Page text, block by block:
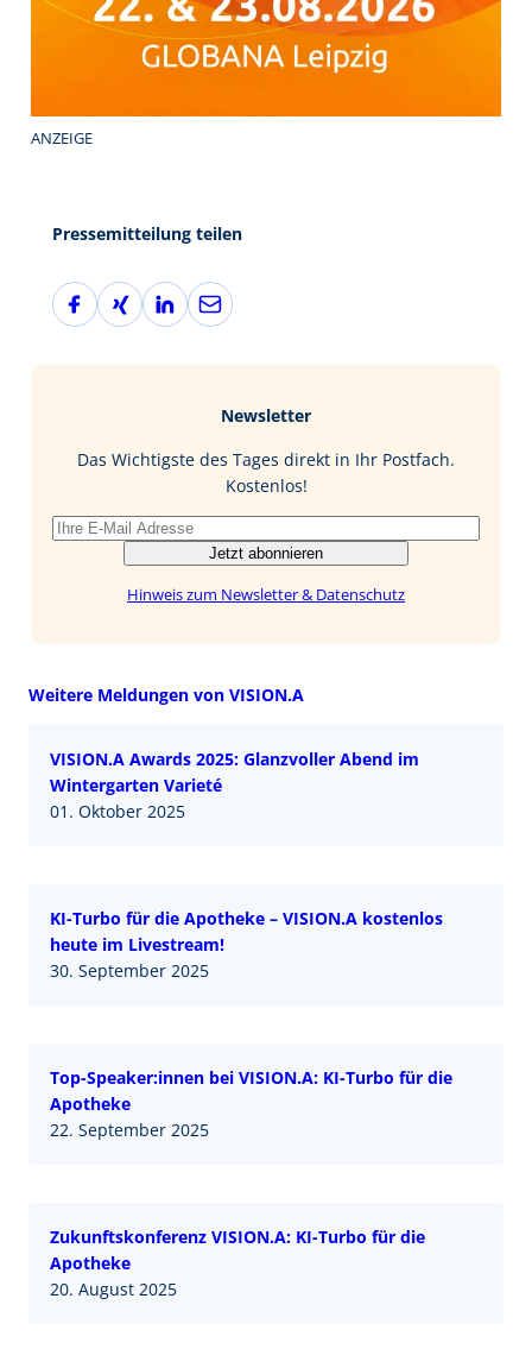
ANZEIGE
Pressemitteilung teilen
F
a
X
i
L
i
I
E
-
Newsletter
Das Wichtigste des Tages direkt in Ihr Postfach.
Kostenlos!
Jetzt abonnieren
Hinweis zum Newsletter & Datenschutz
Weitere Meldungen von VISION.A
VISION.A Awards 2025: Glanzvoller Abend im
Wintergarten Varieté
01. Oktober 2025
KI-Turbo für die Apotheke – VISION.A kostenlos
heute im Livestream!
30. September 2025
Top-Speaker:innen bei VISION.A: KI-Turbo für die
Apotheke
22. September 2025
Zukunftskonferenz VISION.A: KI-Turbo für die
Apotheke
20. August 2025